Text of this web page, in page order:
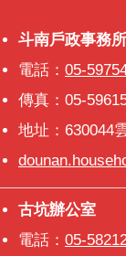
斗南戶政事務所
斗南戶政事務所
電話： 05-
傳真：05-
地址：630044
古坑辦公室
古坑辦公室
電話： 05-